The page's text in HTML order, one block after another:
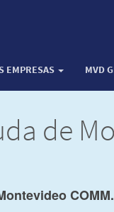
EMPRESAS MVD
de
COMM.